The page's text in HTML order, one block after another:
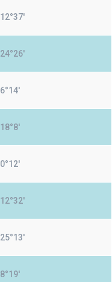
12°37'
24°26'
6°14'
18°8'
0°12'
12°32'
25°13'
8°19'